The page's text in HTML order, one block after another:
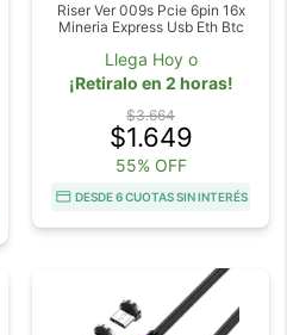
Riser Ver 009s Pcie 6pin 16x
Mineria Express Usb Eth Btc
Llega Hoy o
¡Retiralo en 2 horas!
$3.664
$1.649
55% OFF
DESDE 6 CUOTAS SIN INTERÉS